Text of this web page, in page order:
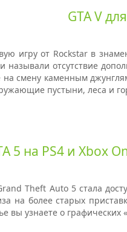
GTA V
игру от Rockstar в
называли отсутствие
на смену каменным
пустыни, леса и
5 на PS4 и Xbox
Theft Auto 5 стала
на более старых
вы узнаете о